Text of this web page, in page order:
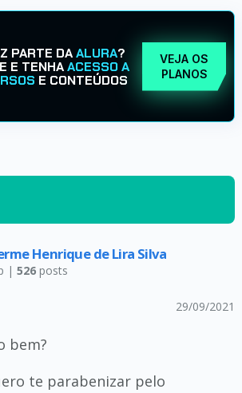
PARTE DAALURA?
E TENHAACESSO A
E CONTEÚDOS
VEJA OS
PLANOS
Henrique de Lira Silva
| 526posts
29/09/2021
bem?
te parabenizar pelo